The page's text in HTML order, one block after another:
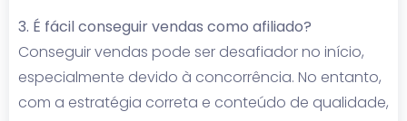
3. É fácil conseguir vendas como afiliado?
Conseguir vendas pode ser desafiador no início,
especialmente devido à concorrência. No entanto,
com a estratégia correta e conteúdo de qualidade,